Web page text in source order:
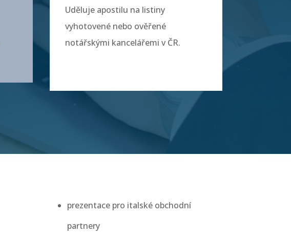
Uděluje apostilu na listiny
vyhotovené nebo ověřené
notářskými kancelářemi v ČR.
prezentace pro italské obchodní
partnery